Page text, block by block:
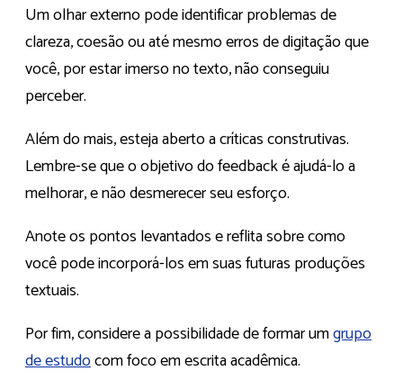
Um olhar externo pode identificar problemas de
clareza, coesão ou até mesmo erros de digitação que
você, por estar imerso no texto, não conseguiu
perceber.
Além do mais, esteja aberto a críticas construtivas.
Lembre-se que o objetivo do feedback é ajudá-lo a
melhorar, e não desmerecer seu esforço.
Anote os pontos levantados e reflita sobre como
você pode incorporá-los em suas futuras produções
textuais.
Por fim, considere a possibilidade de formar umgrupo
de estudocom foco em escrita acadêmica.